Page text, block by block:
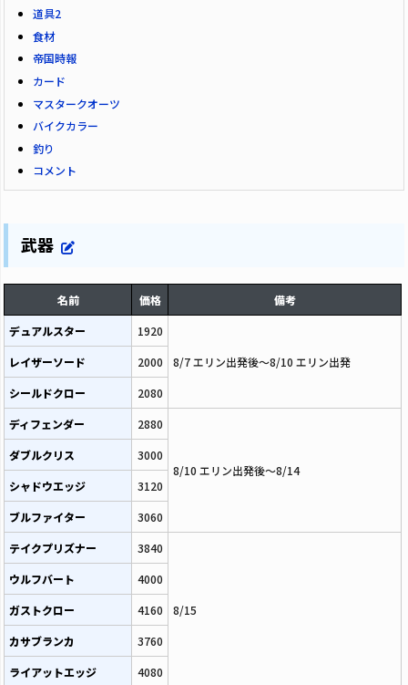
道具2
食材
帝国時報
カード
マスタークオーツ
バイクカラー
釣り
コメント
武器
名前 価格
備考
デュアルスター
1920
8/7 エリン出発後～8/10 エリン出発
レイザーソード
2000
シールドクロー
2080
ディフェンダー
2880
8/10 エリン出発後～8/14
ダブルクリス
3000
シャドウエッジ
3120
ブルファイター
3060
テイクプリズナー
3840
8/15
ウルフバート
4000
ガストクロー
4160
カサブランカ
3760
ライアットエッジ
4080